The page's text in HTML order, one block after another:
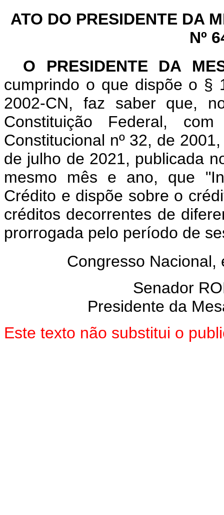
ATO DO PRESIDENTE DA
Nº
O PRESIDENTE DA
cumprindo o que dispõe o §
2002-CN, faz saber que,
Constituição Federal,
Constitucional nº 32, de
de julho de 2021, publicada
mesmo mês e ano, que
Crédito e dispõe sobre o
créditos decorrentes de
prorrogada pelo período de
Congresso Nacional,
Senador
Presidente da
Este texto não substitui o